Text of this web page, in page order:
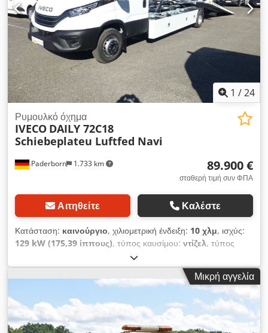
1 /24
Paderborn 1.733 km
Ρυμουλκό όχημα
IVECO DAILY 72C18
Schiebeplateu Luftfed Navi
89.900 €
σταθερή τιμή συν ΦΠΑ
Αιτηθείτε Καλέστε
Κατάσταση: καινούργιο, χιλιομετρική ένδειξη: 10 χλμ, ισχύς:
129 kW (175,39 ίππους), τύπος καυσίμου: ντίζελ, τύπος
, συνολικό βάρος:
χώρου φόρτωσης:6.600 χιλ., πλάτος χώρου φόρτωσης:2.250
χιλ., κατηγορία εκπομπών: , χρώμα:λευκό, αριθμός
ABS, ηλεκτρονικό πρόγραμμα
ευστάθειας (ESP), κεντρικό κλείδωμα, κλιματισμός,
σύστημα πλοήγησης, φίλτρο αιθάλης
, * Όχημα: * Iveco
Μικρή αγγελία